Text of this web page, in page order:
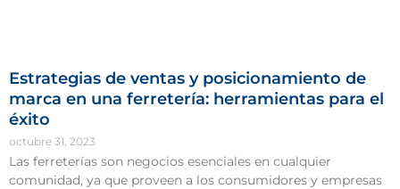
Estrategias de ventas y posicionamiento de
marca en una ferretería: herramientas para el
éxito
octubre 31, 2023
Las ferreterías son negocios esenciales en cualquier
comunidad, ya que proveen a los consumidores y empresas